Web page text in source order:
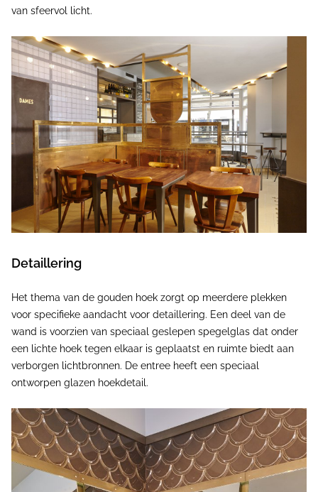
van sfeervol licht.
Detaillering
Het thema van de gouden hoek zorgt op meerdere plekken
voor specifieke aandacht voor detaillering. Een deel van de
wand is voorzien van speciaal geslepen spegelglas dat onder
een lichte hoek tegen elkaar is geplaatst en ruimte biedt aan
verborgen lichtbronnen. De entree heeft een speciaal
ontworpen glazen hoekdetail.